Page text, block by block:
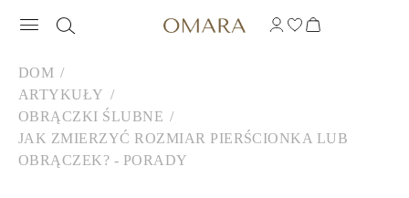
DOM
ARTYKUŁY
OBRĄCZKI ŚLUBNE
JAK ZMIERZYĆ ROZMIAR PIERŚCIONKA LUB
OBRĄCZEK? - PORADY